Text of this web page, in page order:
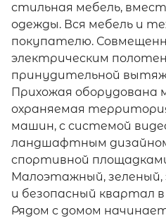
стильная мебель,
одежды. Вся мебель и
покупателю.
электрическим
принудительной
Прихожая оборудована
охраняемая
машин, с системой
ландшафтным
спортивной
Малоэтажный, зеленый,
и безопасный квартал
Рядом с домом